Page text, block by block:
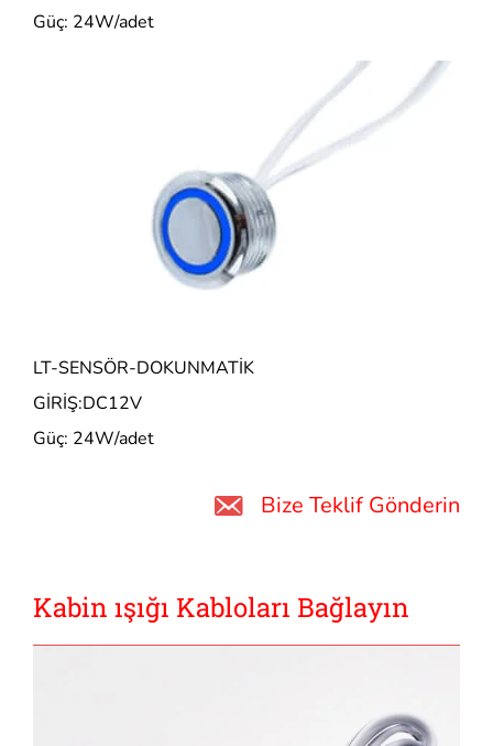
Güç: 24W/adet
LT-SENSÖR-DOKUNMATİK
GİRİŞ:DC12V
Güç: 24W/adet
Bize Teklif Gönderin
Kabin ışığı Kabloları Bağlayın